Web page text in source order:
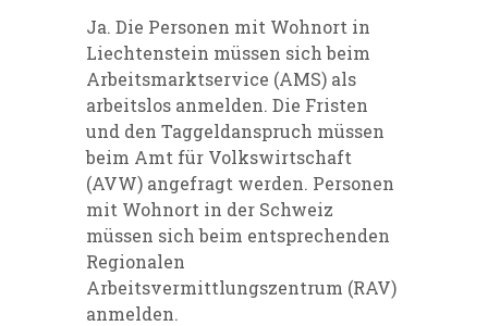
Ja. Die Personen mit Wohnort in
Liechtenstein müssen sich beim
Arbeitsmarktservice (AMS) als
arbeitslos anmelden. Die Fristen
und den Taggeldanspruch müssen
beim Amt für Volkswirtschaft
(AVW) angefragt werden. Personen
mit Wohnort in der Schweiz
müssen sich beim entsprechenden
Regionalen
Arbeitsvermittlungszentrum (RAV)
anmelden.